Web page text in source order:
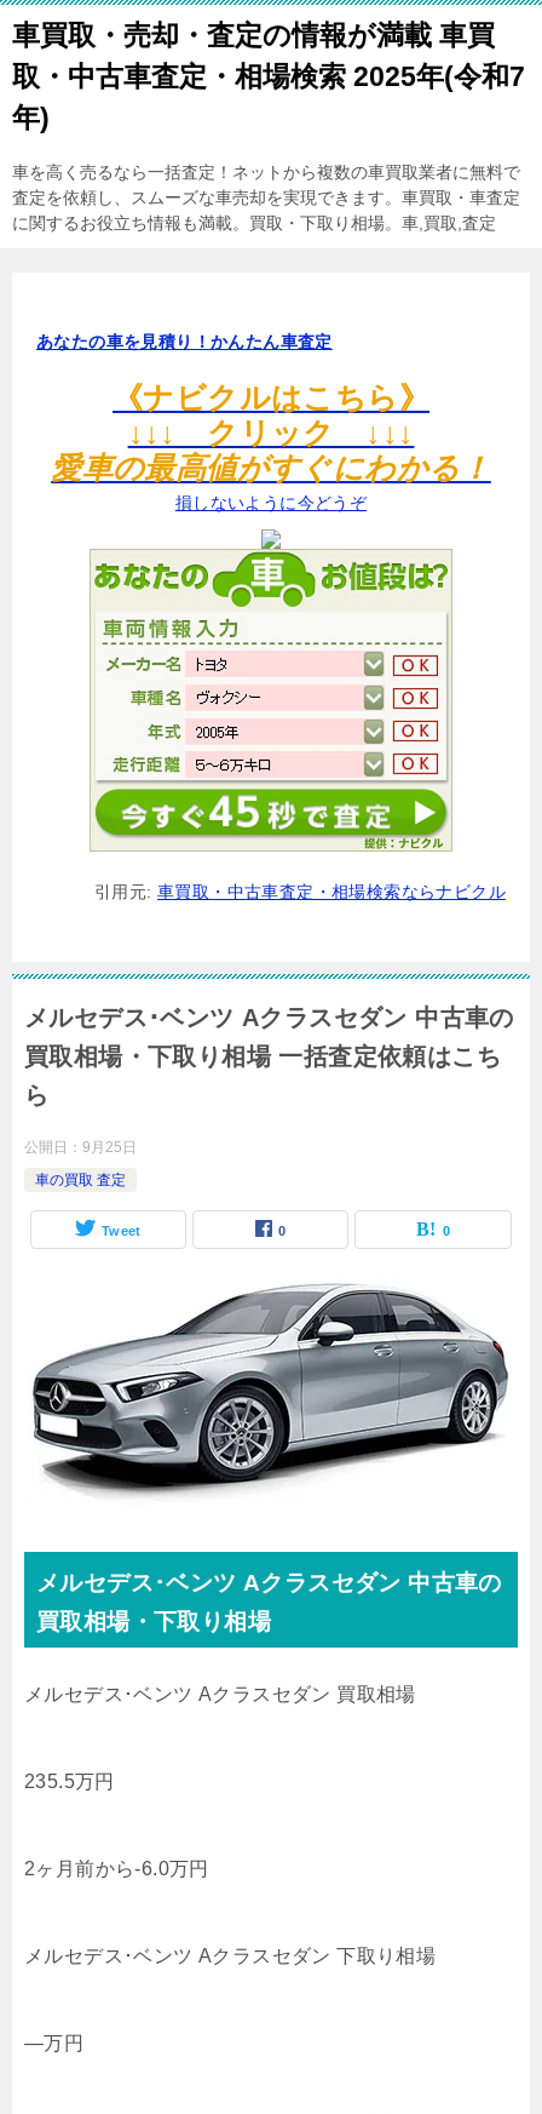
車買取・売却・査定の情報が満載 車買
取・中古車査定・相場検索 2025年(令和7
年)
車を高く売るなら一括査定！ネットから複数の車買取業者に無料で
査定を依頼し、スムーズな車売却を実現できます。車買取・車査定
に関するお役立ち情報も満載。買取・下取り相場。車,買取,査定
あなたの車を見積り！かんたん車査定
《ナビクルはこちら》
↓↓↓ クリック ↓↓↓
愛車の最高値がすぐにわかる！
損しないように今どうぞ
引用元: 車買取・中古車査定・相場検索ならナビクル
メルセデス･ベンツ Aクラスセダン 中古車の
買取相場・下取り相場 一括査定依頼はこち
ら
公開日： 9月25日
車の買取 査定
Tweet 0 0
メルセデス･ベンツ Aクラスセダン 中古車の
買取相場・下取り相場
メルセデス･ベンツ Aクラスセダン 買取相場
235.5万円
2ヶ月前から-6.0万円
メルセデス･ベンツ Aクラスセダン 下取り相場
—万円